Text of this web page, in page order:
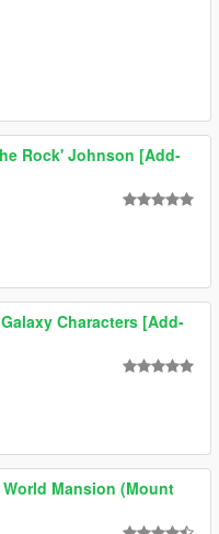
Rock' Johnson [Add-
Characters [Add-
Mansion (Mount